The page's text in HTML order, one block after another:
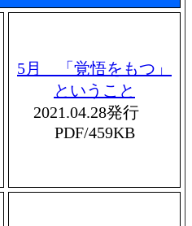
5月 「覚悟をもつ」
ということ
2021.04.28発行
PDF/459KB